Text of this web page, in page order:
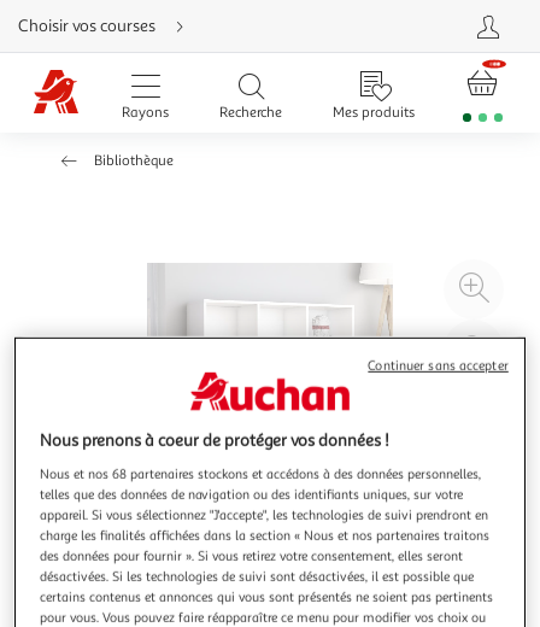
Aller
directement
au
contenu
Aller
directement
Aller
d'aide
Choisir vos courses
Rayons Recherche Mes produits
Bibliothèque
à
Illustration
précédente
Illustration
suivante
Nous prenons à coeur de protéger vos données !
Nous et nos 68 partenaires stockons et accédons à des données personnelles,
telles que des données de navigation ou des identifiants uniques, sur votre
appareil. Si vous sélectionnez "J'accepte", les technologies de suivi prendront en
charge les finalités affichées dans la section « Nous et nos partenaires traitons
des données pour fournir ». Si vous retirez votre consentement, elles seront
désactivées. Si les technologies de suivi sont désactivées, il est possible que
certains contenus et annonces qui vous sont présentés ne soient pas pertinents
pour vous. Vous pouvez faire réapparaître ce menu pour modifier vos choix ou
Continuer sans accepter